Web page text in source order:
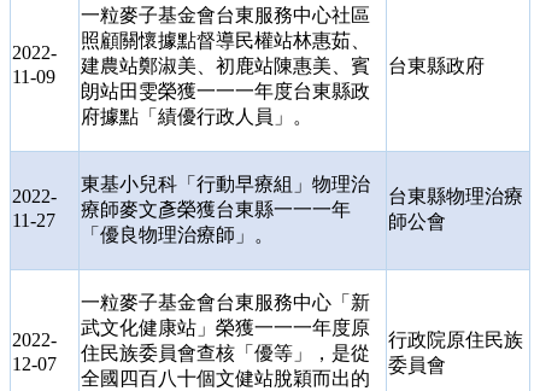
2022-
11-09
一粒麥子基金會台東服務中心社區
照顧關懷據點督導民權站林惠茹、
建農站鄭淑美、初鹿站陳惠美、賓
朗站田雯榮獲一一一年度台東縣政
府據點「績優行政人員」。
台東縣政府
2022-
11-27
東基小兒科「行動早療組」物理治
療師麥文彥榮獲台東縣一一一年
「優良物理治療師」。
台東縣物理治療
師公會
2022-
12-07
一粒麥子基金會台東服務中心「新
武文化健康站」榮獲一一一年度原
住民族委員會查核「優等」，是從
全國四百八十個文健站脫穎而出的
行政院原住民族
委員會